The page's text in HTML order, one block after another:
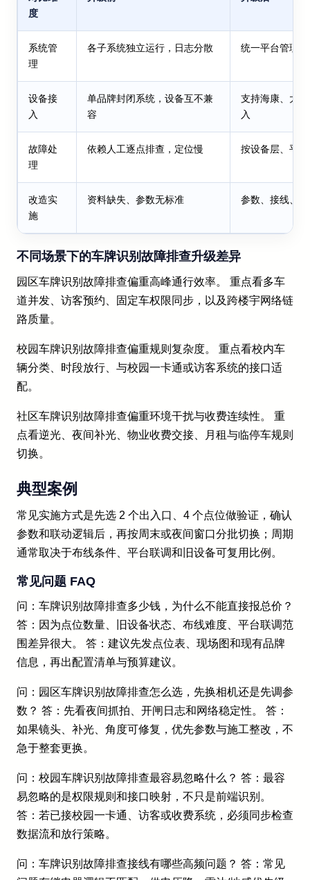
度
系统管
理
各子系统独立运行，日志分散 统一平台管理
设备接
入
单品牌封闭系统，设备互不兼
容
支持海康、大
入
故障处
理
依赖人工逐点排查，定位慢 按设备层、平
改造实
施
资料缺失、参数无标准 参数、接线、
不同场景下的车牌识别故障排查升级差异
园区车牌识别故障排查偏重高峰通行效率。 重点看多车
道并发、访客预约、固定车权限同步，以及跨楼宇网络链
路质量。
校园车牌识别故障排查偏重规则复杂度。 重点看校内车
辆分类、时段放行、与校园一卡通或访客系统的接口适
配。
社区车牌识别故障排查偏重环境干扰与收费连续性。 重
点看逆光、夜间补光、物业收费交接、月租与临停车规则
切换。
典型案例
常见实施方式是先选 2 个出入口、4 个点位做验证，确认
参数和联动逻辑后，再按周末或夜间窗口分批切换；周期
通常取决于布线条件、平台联调和旧设备可复用比例。
常见问题 FAQ
问：车牌识别故障排查多少钱，为什么不能直接报总价？
答：因为点位数量、旧设备状态、布线难度、平台联调范
围差异很大。 答：建议先发点位表、现场图和现有品牌
信息，再出配置清单与预算建议。
问：园区车牌识别故障排查怎么选，先换相机还是先调参
数？ 答：先看夜间抓拍、开闸日志和网络稳定性。 答：
如果镜头、补光、角度可修复，优先参数与施工整改，不
急于整套更换。
问：校园车牌识别故障排查最容易忽略什么？ 答：最容
易忽略的是权限规则和接口映射，不只是前端识别。
答：若已接校园一卡通、访客或收费系统，必须同步检查
数据流和放行策略。
问：车牌识别故障排查接线有哪些高频问题？ 答：常见